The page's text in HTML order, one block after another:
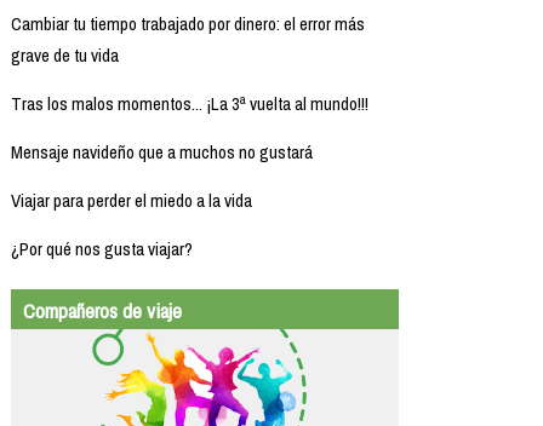
Cambiar tu tiempo trabajado por dinero: el error más
grave de tu vida
Tras los malos momentos... ¡La 3ª vuelta al mundo!!!
Mensaje navideño que a muchos no gustará
Viajar para perder el miedo a la vida
¿Por qué nos gusta viajar?
Compañeros de viaje